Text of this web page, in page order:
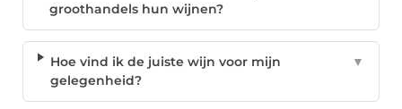
groothandels hun wijnen?
Hoe vind ik de juiste wijn voor mijn
gelegenheid?
▼